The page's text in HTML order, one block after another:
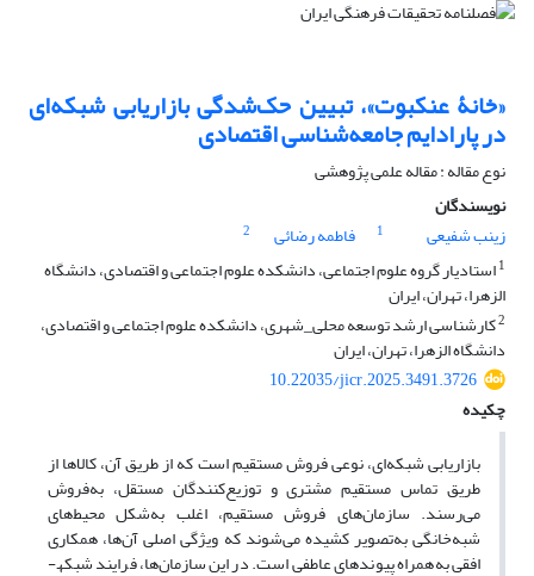
«خانۀ عنکبوت»، تبیین حک‌شدگی بازاریابی شبکه‌ای
در پارادایم جامعه‌شناسی اقتصادی
نوع مقاله : مقاله علمی پژوهشی
نویسندگان
زینب شفیعی
1 فاطمه رضائی
2
1استادیار گروه علوم اجتماعی، دانشکده علوم اجتماعی و اقتصادی، دانشگاه
الزهرا، تهران، ایران
2کارشناسی ارشد توسعه محلی_شهری، دانشکده علوم اجتماعی و اقتصادی،
دانشگاه الزهرا، تهران، ایران
10.22035/jicr.2025.3491.3726
چکیده
بازاریابی شبکه‌ای، نوعی فروش مستقیم است که از طریق آن، کالاها از
طریق تماس مستقیم مشتری و توزیع‌کنندگان مستقل، به‌فروش
می‌رسند. سازمان‌های فروش مستقیم، اغلب به‌‌شکل محیط‌های
شبه‌خانگی به‌تصویر کشیده می‌شوند که ویژگی اصلی آن‌ها، همکاری
افقی به‌همراه پیوندهای عاطفی ا‌ست. در این سازمان‌‌ها، فرایند شبکه­